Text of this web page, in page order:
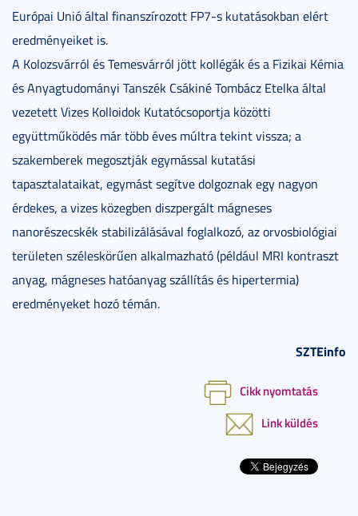
Európai Unió által finanszírozott FP7-s kutatásokban elért
eredményeiket is.
A Kolozsvárról és Temesvárról jött kollégák és a Fizikai Kémia
és Anyagtudományi Tanszék Csákiné Tombácz Etelka által
vezetett Vizes Kolloidok Kutatócsoportja közötti
együttműködés már több éves múltra tekint vissza; a
szakemberek megosztják egymással kutatási
tapasztalataikat, egymást segítve dolgoznak egy nagyon
érdekes, a vizes közegben diszpergált mágneses
nanorészecskék stabilizálásával foglalkozó, az orvosbiológiai
területen széleskörűen alkalmazható (például MRI kontraszt
anyag, mágneses hatóanyag szállítás és hipertermia)
eredményeket hozó témán.
SZTEinfo
Cikk nyomtatás
Link küldés